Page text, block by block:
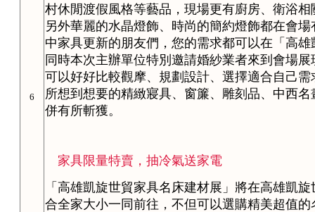
6
村休閒渡假風格等藝品，現場更有廚房、衛浴
另外華麗的水晶燈飾、時尚的簡約燈飾都在會
中家具更新的朋友們，您的需求都可以在「高
同時本次主辦單位特別邀請婚紗業者來到會場
可以好好比較觀摩、規劃設計、選擇適合自己
所想到想要的精緻寢具、窗簾、雕刻品、中西
併有所斬獲。
家具限量特賣，抽冷氣送家電
「高雄凱旋世貿家具名床建材展」將在高雄凱
合全家大小一同前往，不但可以選購精美超值